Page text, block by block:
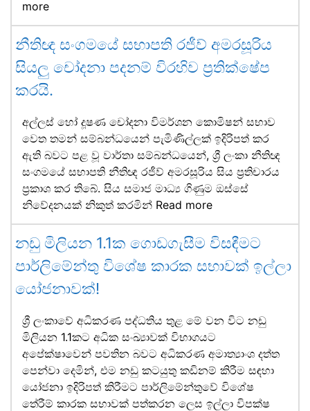
more
නීතිඥ සංගමයේ සභාපති රජීව් අමරසූරිය
සියලු චෝදනා පදනම් විරහිව ප්‍රතික්ෂේප
කරයි.
අල්ලස් හෝ දූෂණ චෝදනා විමර්ශන කොමිෂන් සභාව
වෙත තමන් සම්බන්ධයෙන් පැමිණිල්ලක් ඉදිරිපත් කර
ඇති බවට පළ වූ වාර්තා සම්බන්ධයෙන්, ශ්‍රී ලංකා නීතිඥ
සංගමයේ සභාපති නීතිඥ රජීව් අමරසූරිය සිය ප්‍රතිචාරය
ප්‍රකාශ කර තිබේ. සිය සමාජ මාධ්‍ය ගිණුම ඔස්සේ
නිවේදනයක් නිකුත් කරමින් Read more
නඩු මිලියන 1.1ක ගොඩගැසීම විසඳීමට
පාර්ලිමේන්තු විශේෂ කාරක සභාවක් ඉල්ලා
යෝජනාවක්!
ශ්‍රී ලංකාවේ අධිකරණ පද්ධතිය තුළ මේ වන විට නඩු
මිලියන 1.1කට අධික සංඛ්‍යාවක් විභාගයට
අපේක්ෂාවෙන් පවතින බවට අධිකරණ අමාත්‍යාංශ දත්ත
පෙන්වා දෙමින්, එම නඩු කටයුතු කඩිනම් කිරීම සඳහා
යෝජනා ඉදිරිපත් කිරීමට පාර්ලිමේන්තුවේ විශේෂ
තේරීම් කාරක සභාවක් පත්කරන ලෙස ඉල්ලා විපක්ෂ